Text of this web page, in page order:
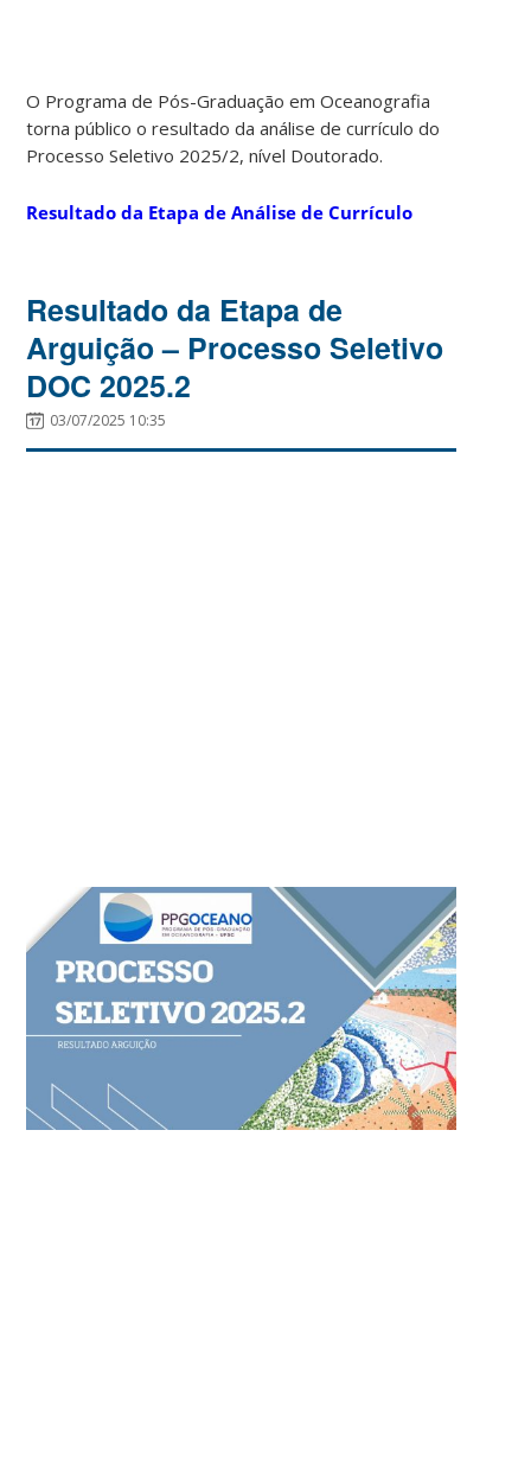
O Programa de Pós-Graduação em Oceanografia
torna público o resultado da análise de currículo do
Processo Seletivo 2025/2, nível Doutorado.
Resultado da Etapa de Análise de Currículo
Resultado da Etapa de
Arguição – Processo Seletivo
DOC 2025.2
03/07/2025 10:35